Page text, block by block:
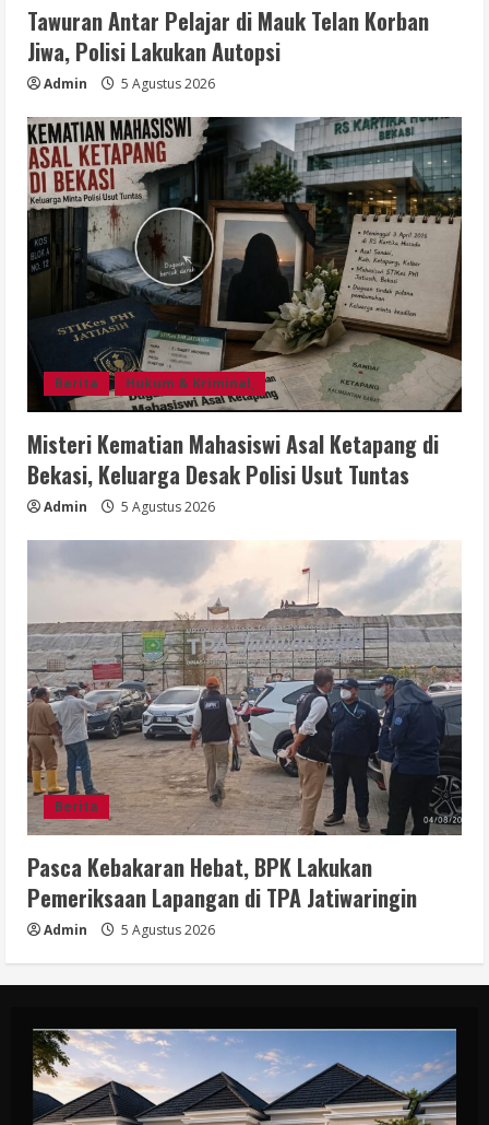
Tawuran Antar Pelajar di Mauk Telan Korban
Jiwa, Polisi Lakukan Autopsi
Admin 5 Agustus 2026
Berita Hukum & Kriminal,
Misteri Kematian Mahasiswi Asal Ketapang di
Bekasi, Keluarga Desak Polisi Usut Tuntas
Admin 5 Agustus 2026
Berita
Pasca Kebakaran Hebat, BPK Lakukan
Pemeriksaan Lapangan di TPA Jatiwaringin
Admin 5 Agustus 2026